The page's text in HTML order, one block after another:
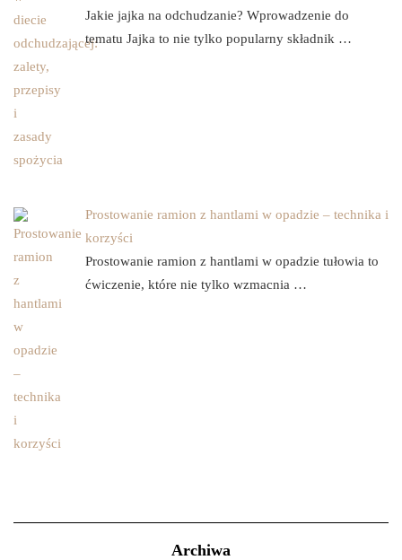
Jakie jajka na odchudzanie? Wprowadzenie do
tematu Jajka to nie tylko popularny składnik …
Prostowanie ramion z hantlami w opadzie – technika i
korzyści
Prostowanie ramion z hantlami w opadzie tułowia to
ćwiczenie, które nie tylko wzmacnia …
Archiwa